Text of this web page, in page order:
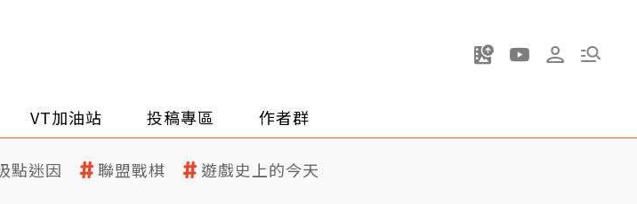
VT加油站 投稿專區 作者群
點迷因 聯盟戰棋 遊戲史上的今天